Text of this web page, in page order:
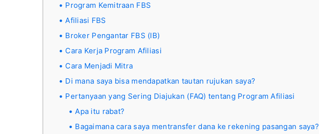
Program Kemitraan FBS
Afiliasi FBS
Broker Pengantar FBS (IB)
Cara Kerja Program Afiliasi
Cara Menjadi Mitra
Di mana saya bisa mendapatkan tautan rujukan saya?
Pertanyaan yang Sering Diajukan (FAQ) tentang Program Afiliasi
Apa itu rabat?
Bagaimana cara saya mentransfer dana ke rekening pasangan saya?